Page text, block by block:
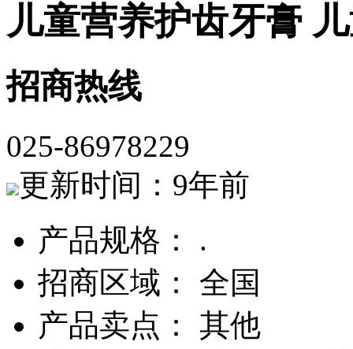
儿童营养护齿牙膏
招商热线
025-86978229
更新时间：9年前
产品规格： .
招商区域： 全国
产品卖点： 其他